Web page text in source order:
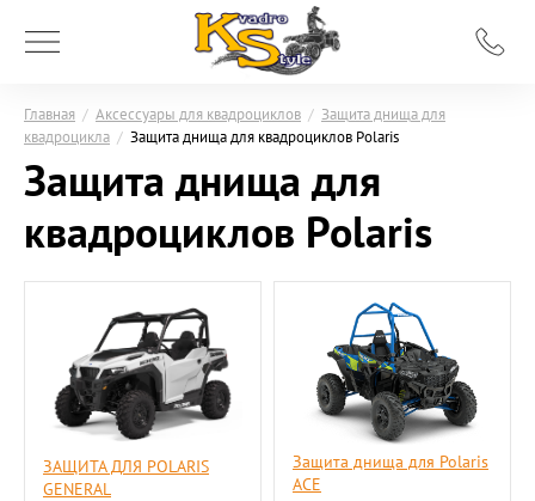
Главная / Аксессуары для квадроциклов / Защита днища для
квадроцикла / Защита днища для квадроциклов Polaris
Защита днища для
квадроциклов Polaris
ЗАЩИТА ДЛЯ POLARIS
GENERAL
Защита днища для Polaris
ACE